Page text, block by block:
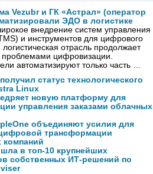
Vezubr и ГК «Астрал» (оператор
ЭДО в логистике
внедрение систем управления
и инструментов для цифрового
отрасль продолжает
проблемами цифровизации.
автоматизируют только часть …
статус технологического
Linux
новую платформу для
управления заказами облачных
объединяют усилия для
трансформации
компаний
в топ-10 крупнейших
собственных ИТ-решений по